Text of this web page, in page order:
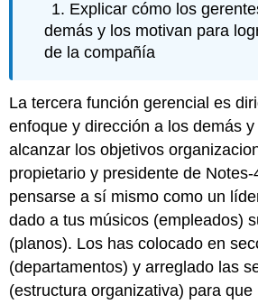
Explicar cómo los
demás y los motivan para
de la compañía
La tercera función gerencial es
enfoque y dirección a los demás
alcanzar los objetivos
propietario y presidente de
pensarse a sí mismo como un
dado a tus músicos (empleados)
(planos). Los has colocado en
(departamentos) y arreglado las
(estructura organizativa) para